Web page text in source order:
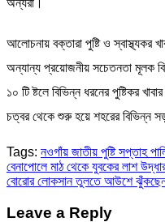
অন্যরা।
আলোচনায় বক্তারা পুষ্টি ও স্বাস্থ্যকর
অন্যান্য প্রয়োজনীয় সচেতনতা মূলক
১০ টি ষ্টলে বিভিন্ন ধরনের পুষ্টিকর
চত্বর থেকে শুরু হয়ে শহরের বিভিন্ন
Tags: নওগাঁয় জাতীয় পুষ্টি সপ্তাহ
Post
navigation
বেনাপোলে মাঠ থেকে যুবকের লাশ
বোরোর লোকসান তুলতে আউশে ঝুঁকছেন
Leave a Reply